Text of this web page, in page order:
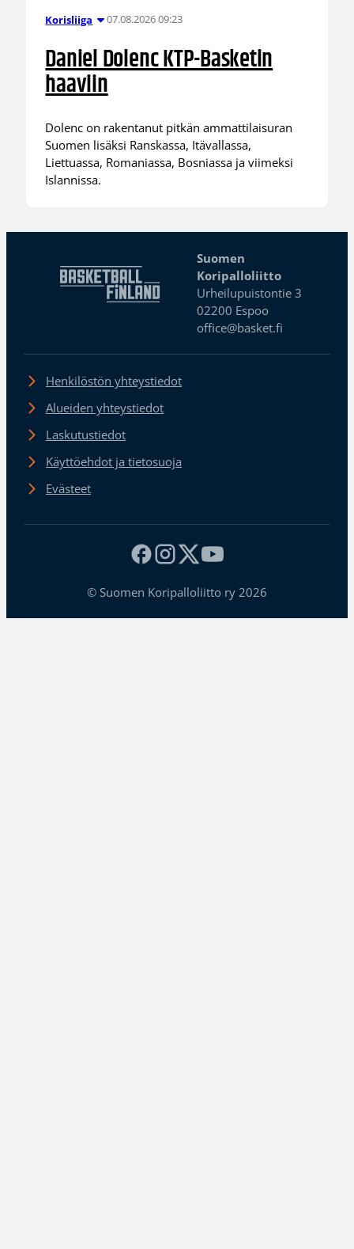
Korisliiga 07.08.2026 09:23
Daniel Dolenc KTP-Basketin
haaviin
Dolenc on rakentanut pitkän ammattilaisuran
Suomen lisäksi Ranskassa, Itävallassa,
Liettuassa, Romaniassa, Bosniassa ja viimeksi
Islannissa.
Suomen
Koripalloliitto
Urheilupuistontie 3
02200 Espoo
office@basket.fi
Henkilöstön yhteystiedot
Alueiden yhteystiedot
Laskutustiedot
Käyttöehdot ja tietosuoja
Evästeet
© Suomen Koripalloliitto ry 2026